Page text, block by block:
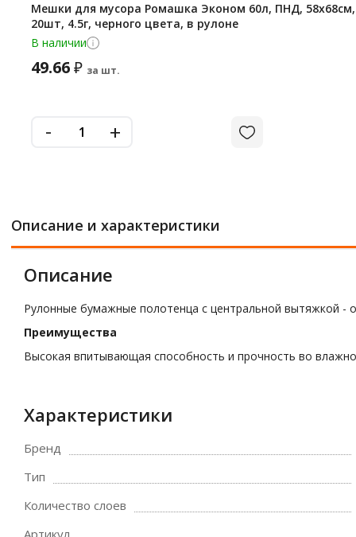
Мешки для мусора Ромашка Эконом 60л, ПНД,
20шт, 4.5г, черного цвета, в рулоне
В наличии
49.66₽ за шт.
- +
Описание и характеристики
Описание
Рулонные бумажные полотенца с центральной вытяжкой -
Преимущества
Высокая впитывающая способность и прочность во
Характеристики
Бренд
Тип
Количество слоев
Артикул